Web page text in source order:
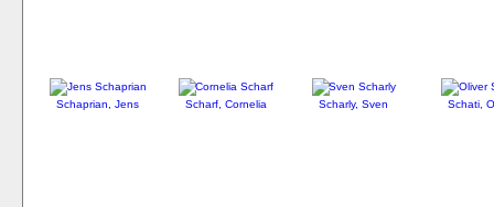
Schaprian, Jens Scharf, Cornelia Scharly, Sven Schati,